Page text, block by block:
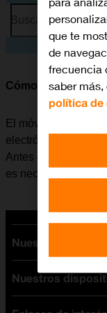
Busca por
Cómo configurar
El móvil se puede
electrónico desde
Antes de configurar
es necesario
Nuestras tarifas
Tarifas Orange
Tarifas fibra y
Nuestros
que te
de
frecuencia
saber
política de